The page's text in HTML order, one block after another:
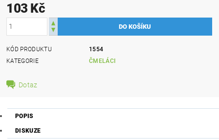
103 Kč
KÓD PRODUKTU
1554
KATEGORIE
ČMELÁCI
Dotaz
POPIS
DISKUZE